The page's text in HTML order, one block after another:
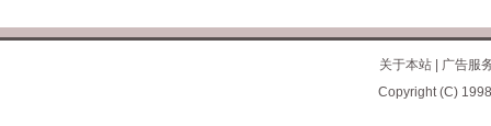
关于本站|
广告服
Copyright (C)